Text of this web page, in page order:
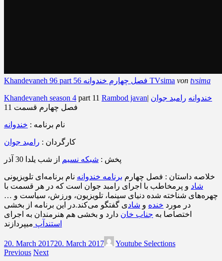
Khandevaneh 96 part 56 فصل چهارم خندوانه TVsima von tvsima
Khandevaneh season 4 part 11 Rambod javan| خندوانه رامبد جوان
فصل چهارم قسمت 11
نام برنامه : خندوانه
کارگردان : رامبد جوان
پخش : شبکه نسیم از شب یلدا 30 آذر
خلاصه داستان : فصل چهارم برنامه خندوانه نام برنامه‌ای تلویزیونی
شاد و پرمخاطب با اجرای رامبد جوان است که در هر قسمت با
چهره‌های شناخته شده دنیای سینما، تلویزیون، ورزش، سیاست و …
در مورد خنده و شادی گفتگو می‌کند.در این برنامه از بخشی
اختصاصا به جناب خان دارد و بخشی هم هنرمندان به اجرای
استندآپ میپردازند
20. March 201720. March 2017
Youtube Selections
Previous Next